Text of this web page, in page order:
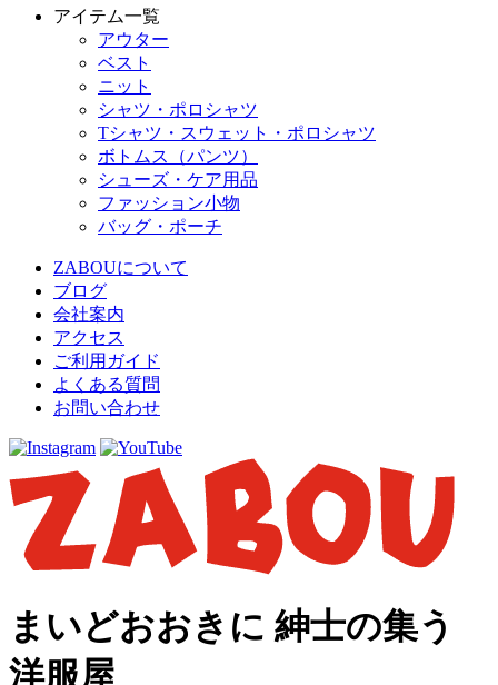
アイテム一覧
アウター
ベスト
ニット
シャツ・ポロシャツ
Tシャツ・スウェット・ポロシャツ
ボトムス（パンツ）
シューズ・ケア用品
ファッション小物
バッグ・ポーチ
ZABOUについて
ブログ
会社案内
アクセス
ご利用ガイド
よくある質問
お問い合わせ
まいどおおきに 紳士の集う
洋服屋